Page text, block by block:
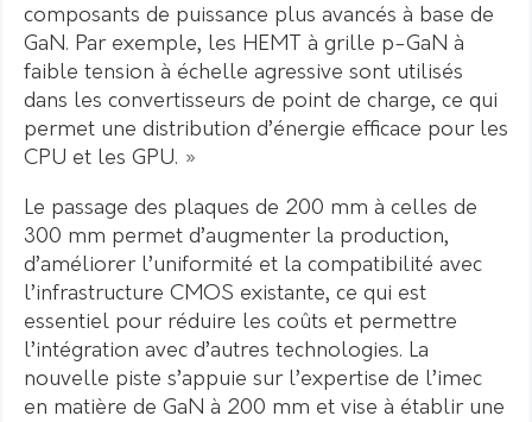
composants de puissance plus avancés à base de
GaN. Par exemple, les HEMT à grille p-GaN à
faible tension à échelle agressive sont utilisés
dans les convertisseurs de point de charge, ce qui
permet une distribution d’énergie efficace pour les
CPU et les GPU. »
Le passage des plaques de 200 mm à celles de
300 mm permet d’augmenter la production,
d’améliorer l’uniformité et la compatibilité avec
l’infrastructure CMOS existante, ce qui est
essentiel pour réduire les coûts et permettre
l’intégration avec d’autres technologies. La
nouvelle piste s’appuie sur l’expertise de l’imec
en matière de GaN à 200 mm et vise à établir une